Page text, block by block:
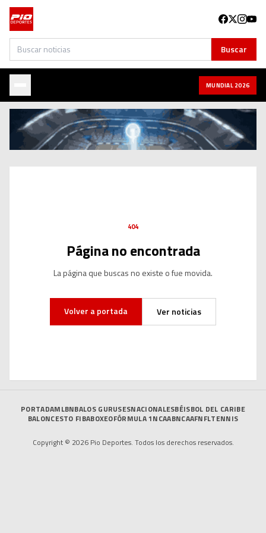
Buscar Buscar
MUNDIAL 2026
404
Página no encontrada
La página que buscas no existe o fue movida.
Volver a portada Ver noticias
PORTADAMLBNBALOS GURUSESNACIONALESBÉISBOL DEL CARIBE
BALONCESTO FIBABOXEOFÓRMULA 1NCAABNCAAFNFLTENNIS
Copyright © 2026 Pio Deportes. Todos los derechos reservados.